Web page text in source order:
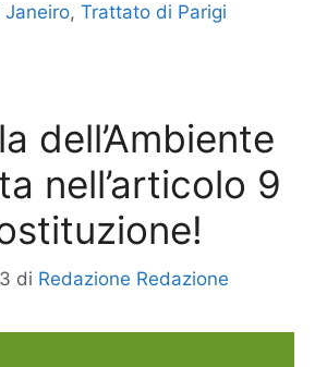
Janeiro, Trattato di Parigi
dell’Ambiente
nell’articolo 9
di Redazione Redazione